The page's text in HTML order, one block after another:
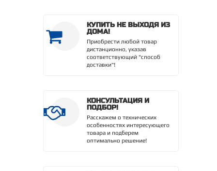
КУПИТЬ НЕ ВЫХОДЯ ИЗ
ДОМА!
Приобрести любой товар
дистанционно, указав
соответствующий "способ
доставки"!
КОНСУЛЬТАЦИЯ И
ПОДБОР!
Расскажем о технических
особенностях интересующего
товара и подберем
оптимально решение!